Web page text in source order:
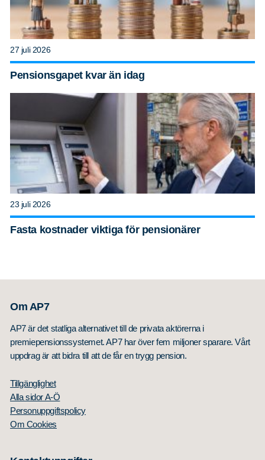
27 juli 2026
Pensionsgapet kvar än idag
23 juli 2026
Fasta kostnader viktiga för pensionärer
Om AP7
AP7 är det statliga alternativet till de privata aktörerna i
premiepensionssystemet. AP7 har över fem miljoner sparare. Vårt
uppdrag är att bidra till att de får en trygg pension.
Tillgänglighet
Alla sidor A-Ö
Personuppgiftspolicy
Om Cookies